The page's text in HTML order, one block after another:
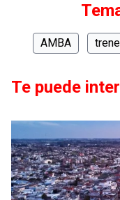
AMBA
Te puede